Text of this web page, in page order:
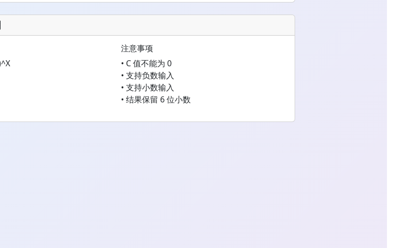
注意事项
• C 值不能为 0
• 支持负数输入
• 支持小数输入
• 结果保留 6 位小数